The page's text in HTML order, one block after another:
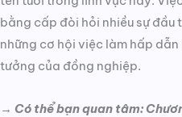
bằng cấp đòi hỏi nhiều sự đầu
những cơ hội việc làm hấp
tưởng của đồng nghiệp.
→ Có thể bạn quan tâm: